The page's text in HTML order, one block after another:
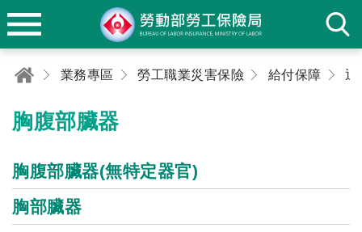
業務專區 勞工職業災害保險 給付保障 退
胸腹部臟器
胸腹部臟器(無特定器官)
胸部臟器